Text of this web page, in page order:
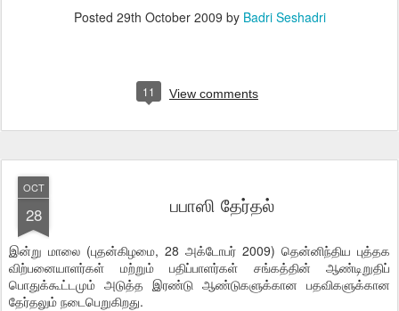
Posted 29th October 2009 by Badri Seshadri
11 View comments
OCT
28 பபாஸி தேர்தல்
இன்று மாலை (புதன்கிழமை, 28 அக்டோபர் 2009) தென்னிந்திய புத்தக
விற்பனையாளர்கள் மற்றும் பதிப்பாளர்கள் சங்கத்தின் ஆண்டிறுதிப்
பொதுக்கூட்டமும் அடுத்த இரண்டு ஆண்டுகளுக்கான பதவிகளுக்கான
தேர்தலும் நடைபெறுகிறது.